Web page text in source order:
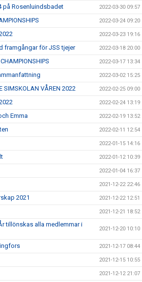
på Rosenluindsbadet 2022-03-30 09:57
2022-03-24 09:20
2022-03-23 19:16
framgångar för JSS tjejer 2022-03-18 20:00
2022-03-17 13:34
2022-03-02 15:25
SIMSKOLAN VÅREN 2022 2022-02-25 09:00
2022-02-24 13:19
Emma 2022-02-19 13:52
2022-02-11 12:54
2022-01-15 14:16
2022-01-12 10:39
2022-01-04 16:37
2021-12-22 22:46
2021 2021-12-22 12:51
2021-12-21 18:52
tillönskas alla medlemmar i
2021-12-20 10:10
2021-12-17 08:44
2021-12-15 10:55
2021-12-12 21:07